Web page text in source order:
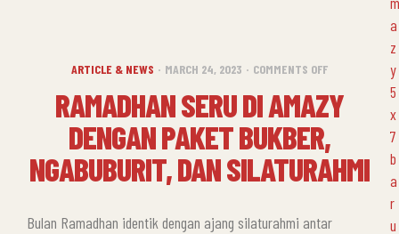
ARTICLE & NEWS MARCH 24, 2023 COMMENTS OFF
RAMADHAN SERU DI AMAZY
DENGAN PAKET BUKBER,
NGABUBURIT, DAN SILATURAHMI
Bulan Ramadhan identik dengan ajang silaturahmi antar